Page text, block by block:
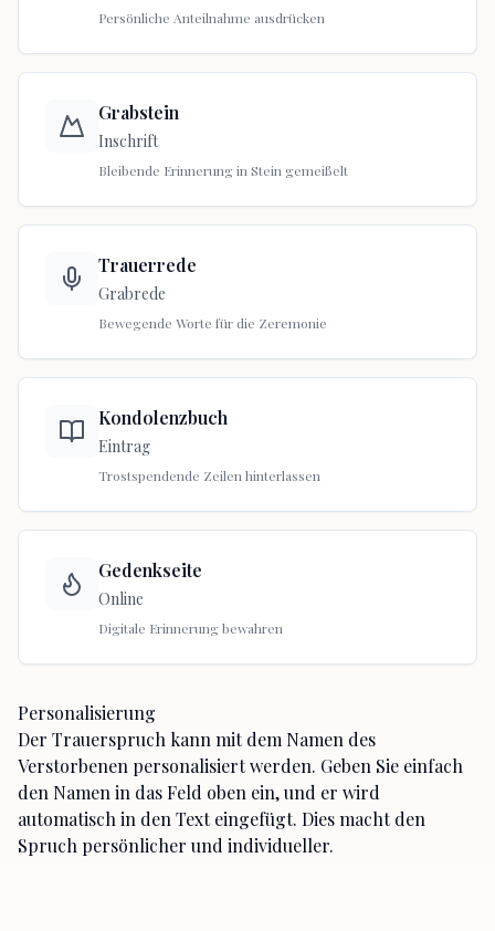
Persönliche Anteilnahme ausdrücken
Grabstein
Inschrift
Bleibende Erinnerung in Stein gemeißelt
Trauerrede
Grabrede
Bewegende Worte für die Zeremonie
Kondolenzbuch
Eintrag
Trostspendende Zeilen hinterlassen
Gedenkseite
Online
Digitale Erinnerung bewahren
Personalisierung
Der Trauerspruch kann mit dem Namen des
Verstorbenen personalisiert werden. Geben Sie einfach
den Namen in das Feld oben ein, und er wird
automatisch in den Text eingefügt. Dies macht den
Spruch persönlicher und individueller.